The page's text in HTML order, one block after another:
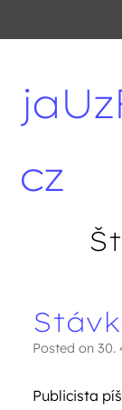
cz
na
Posted on 30.
Publicista